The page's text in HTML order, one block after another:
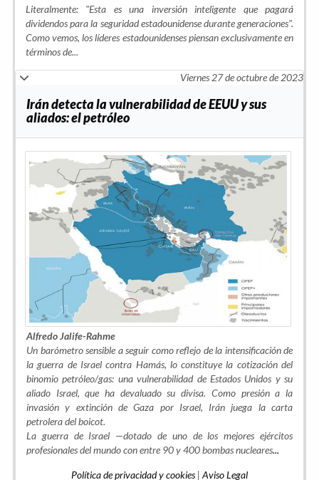
Literalmente: "Esta es una inversióninteligente que pagará
dividendospara la seguridad estadounidense durante generaciones".
Como vemos, los líderes estadounidenses piensan exclusivamente en
términos de...
Viernes 27 de octubre de 2023
Irán detecta la vulnerabilidad de EEUU y sus
aliados: el petróleo
Alfredo Jalife-Rahme
Un barómetro sensible a seguir como reflejo de la intensificación de
la guerra de Israel contra Hamás, lo constituye la cotización del
binomio petróleo/gas: una vulnerabilidad de Estados Unidos y su
aliado Israel, que ha devaluado su divisa. Como presión a la
invasión y extinción de Gaza por Israel, Irán juega la carta
petrolera del boicot.
La guerra de Israel —dotado de uno de los mejores ejércitos
profesionales del mundo con entre 90 y 400 bombas nucleares...
Política de privacidad y cookies| Aviso Legal